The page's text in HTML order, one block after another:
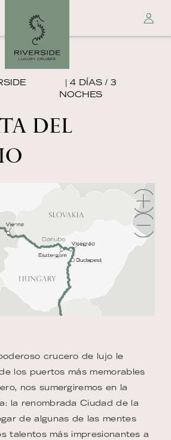
| 4 DÍAS / 3
NOCHES
DEL
crucero de lujo le
los puertos más memorables
nos sumergiremos en la
la renombrada Ciudad de la
de algunas de las mentes
talentos más impresionantes a